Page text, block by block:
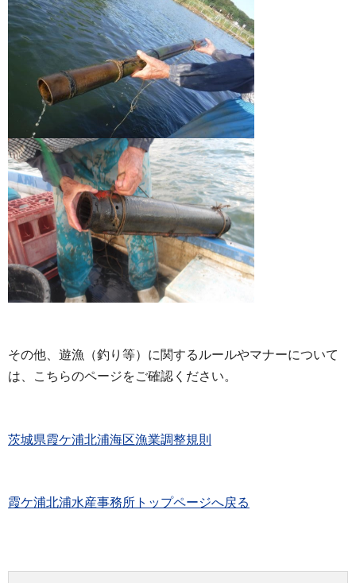
その他、遊漁（釣り等）に関するルールやマナーについて
は、こちらのページをご確認ください。
茨城県霞ケ浦北浦海区漁業調整規則
霞ケ浦北浦水産事務所トップページへ戻る